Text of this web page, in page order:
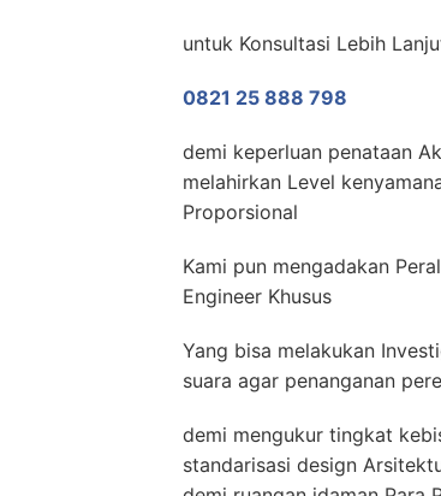
untuk Konsultasi Lebih
0821 25 888 798
demi keperluan penataan
melahirkan Level
Proporsional
Kami pun mengadakan
Engineer Khusus
Yang bisa melakukan
suara agar penanganan
demi mengukur tingkat
standarisasi design